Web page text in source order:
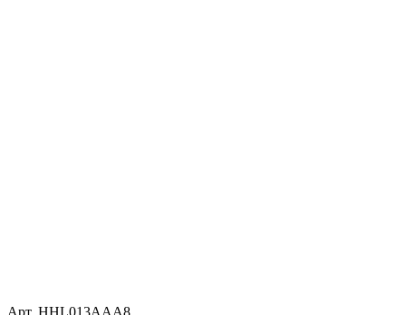
Арт. HHL013AAA8